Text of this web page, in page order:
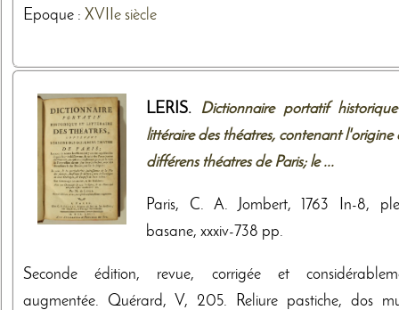
Epoque : XVIIe siècle
LERIS. Dictionnaire portatif
littéraire des théatres, contenant l'origine
différens théatres de Paris; le ...
Paris, C. A. Jombert, 1763 In-8,
basane, xxxiv-738 pp.
Seconde édition, revue, corrigée et
augmentée. Quérard, V, 205. Reliure pastiche, dos